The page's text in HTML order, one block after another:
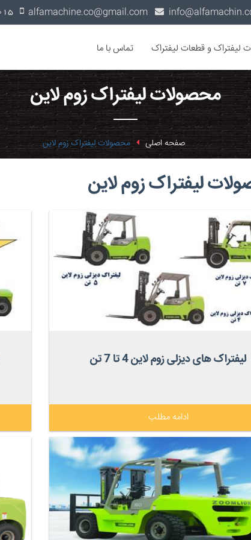
لیفتراک و قطعات لیفتراک تماس با ما
محصولات لیفتراک زوم لاین
صفحه اصلی محصولات لیفتراک زوم لاین
لیفتراک زوم لاین
لیفتراک های دیزلی زوم لاین 4 تا 7 تن
ادامه مطلب